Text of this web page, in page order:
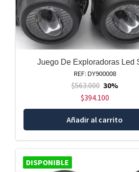
Juego De Exploradoras Led
REF: DY900008
$563.000 30%
$394.100
Añadir al carrito
DISPONIBLE